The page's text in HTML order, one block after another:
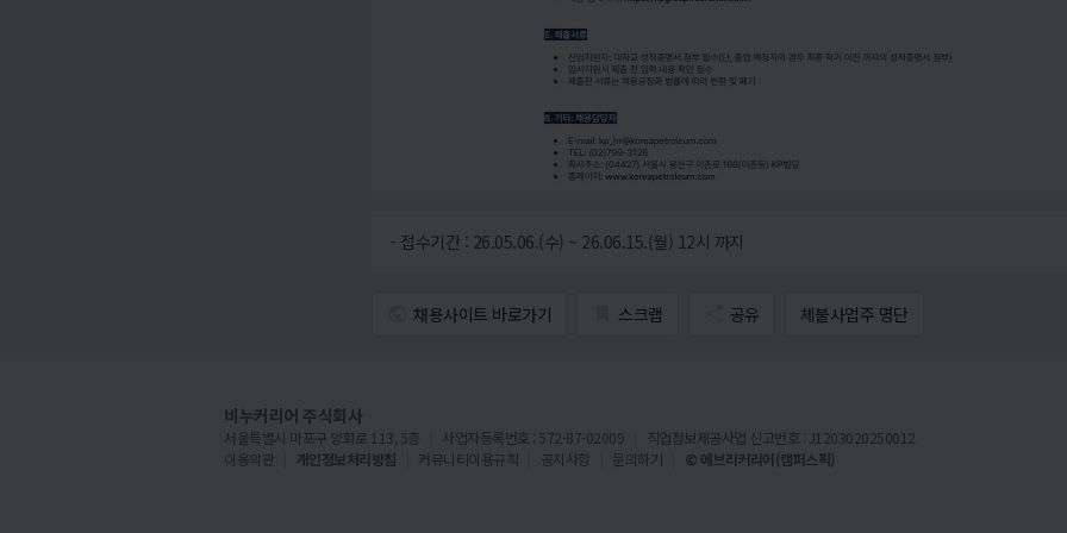
- 접수기간 : 26.05.06.(수) ~ 26.06.15.(월) 12시 까지
채용사이트 바로가기 스크랩 공유 체불사업주 명단
비누커리어 주식회사
서울특별시 마포구 양화로 113, 5층 사업자등록번호 : 572-87-02009
직업정보제공사업 신고번호 : J1203020250012
이용약관
개인정보처리방침 커뮤니티이용규칙 공지사항 문의하기 © 에브리커리어(캠퍼스픽)